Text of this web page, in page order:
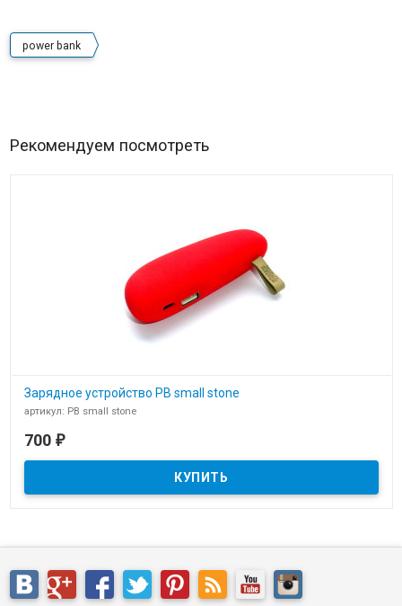
power bank
Рекомендуем посмотреть
Зарядное устройство PB small stone
артикул: PB small stone
логотипа компании
700 ₽